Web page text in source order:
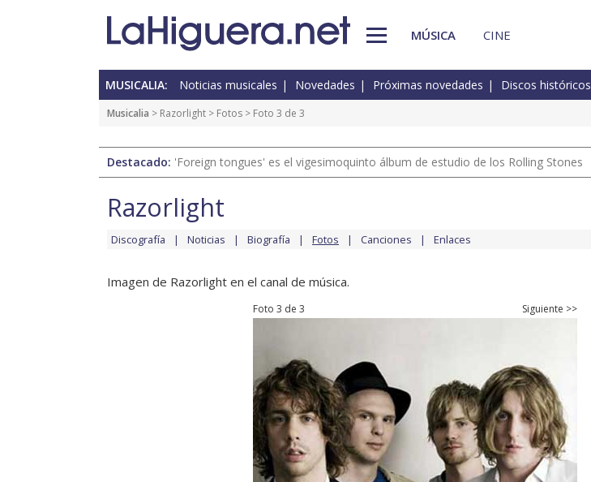
MÚSICA CINE
MUSICALIA: Noticias musicales Novedades Próximas novedades Discos históricos
Musicalia > Razorlight > Fotos > Foto 3 de 3
Destacado: 'Foreign tongues' es el vigesimoquinto álbum de estudio de los Rolling Stones
Razorlight
Discografía Noticias Biografía Fotos Canciones Enlaces
Imagen de Razorlight en el canal de música.
Foto 3 de 3 Siguiente >>